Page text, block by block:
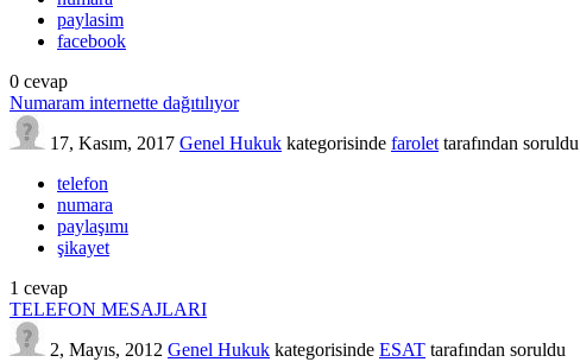
paylasim
facebook
0 cevap
Numaram internette dağıtılıyor
17, Kasım, 2017 Genel Hukuk kategorisinde farolet tarafından soruldu
telefon
numara
paylaşımı
şikayet
1 cevap
TELEFON MESAJLARI
2, Mayıs, 2012 Genel Hukuk kategorisinde ESAT tarafından soruldu